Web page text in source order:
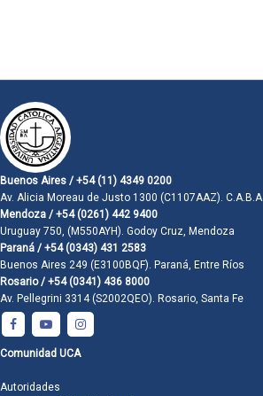
Buenos Aires / +54 (11) 4349 0200
Av. Alicia Moreau de Justo 1300 (C1107AAZ). C.A.B.A.
Mendoza / +54 (0261) 442 9400
Uruguay 750, (M550AYH). Godoy Cruz, Mendoza
Paraná / +54 (0343) 431 2583
Buenos Aires 249 (E3100BQF). Paraná, Entre Ríos
Rosario / +54 (0341) 436 8000
Av. Pellegrini 3314 (S2002QEO). Rosario, Santa Fe
Comunidad UCA
Autoridades